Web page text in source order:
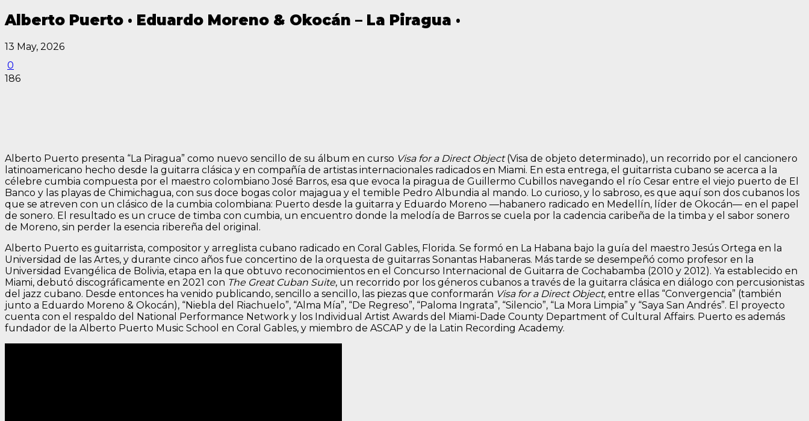
Alberto Puerto · Eduardo Moreno & Okocán – La Piragua ·
13 May, 2026
0
186
Alberto Puerto presenta “La Piragua” como nuevo sencillo de su álbum en curso Visa for a Direct Object(Visa de objeto determinado), un recorrido por el cancionero
latinoamericano hecho desde la guitarra clásica y en compañía de artistas internacionales radicados en Miami. En esta entrega, el guitarrista cubano se acerca a la
célebre cumbia compuesta por el maestro colombiano José Barros, esa que evoca la piragua de Guillermo Cubillos navegando el río Cesar entre el viejo puerto de El
Banco y las playas de Chimichagua, con sus doce bogas color majagua y el temible Pedro Albundia al mando. Lo curioso, y lo sabroso, es que aquí son dos cubanos los
que se atreven con un clásico de la cumbia colombiana: Puerto desde la guitarra y Eduardo Moreno —habanero radicado en Medellín, líder de Okocán— en el papel
de sonero. El resultado es un cruce de timba con cumbia, un encuentro donde la melodía de Barros se cuela por la cadencia caribeña de la timba y el sabor sonero
de Moreno, sin perder la esencia ribereña del original.
Alberto Puerto es guitarrista, compositor y arreglista cubano radicado en Coral Gables, Florida. Se formó en La Habana bajo la guía del maestro Jesús Ortega en la
Universidad de las Artes, y durante cinco años fue concertino de la orquesta de guitarras Sonantas Habaneras. Más tarde se desempeñó como profesor en la
Universidad Evangélica de Bolivia, etapa en la que obtuvo reconocimientos en el Concurso Internacional de Guitarra de Cochabamba (2010 y 2012). Ya establecido en
Miami, debutó discográficamente en 2021 con The Great Cuban Suite, un recorrido por los géneros cubanos a través de la guitarra clásica en diálogo con percusionistas
del jazz cubano. Desde entonces ha venido publicando, sencillo a sencillo, las piezas que conformarán Visa for a Direct Object, entre ellas “Convergencia” (también
junto a Eduardo Moreno & Okocán), “Niebla del Riachuelo”, “Alma Mía”, “De Regreso”, “Paloma Ingrata”, “Silencio”, “La Mora Limpia” y “Saya San Andrés”. El proyecto
cuenta con el respaldo del National Performance Network y los Individual Artist Awards del Miami-Dade County Department of Cultural Affairs. Puerto es además
fundador de la Alberto Puerto Music School en Coral Gables, y miembro de ASCAP y de la Latin Recording Academy.